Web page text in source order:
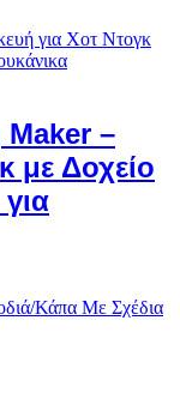
–
με Δοχείο